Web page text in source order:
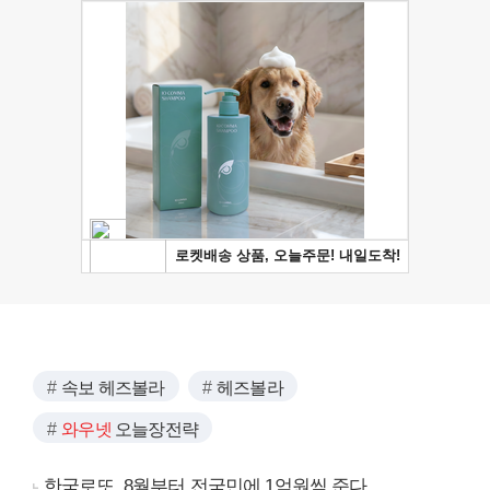
속보 헤즈볼라 헤즈볼라
와우넷 오늘장전략